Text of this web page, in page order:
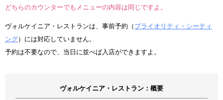
どちらのカウンターでもメニューの内容は同じですよ。
ヴォルケイニア・レストランは、事前予約（ プライオリティ・シーティ
ング）には対応していません。
予約は不要なので、当日に並べば入店ができますよ。
ヴォルケイニア・レストラン：概要